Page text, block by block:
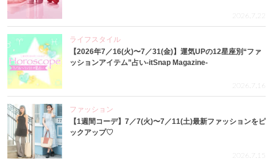
2026.7.22
ライフスタイル
【2026年7／16(火)〜7／31(金)】運気UPの12星座別“ファ
ッションアイテム”占い-itSnap Magazine-
2026.7.16
ファッション
【1週間コーデ】7／7(火)〜7／11(土)最新ファッションをピ
ックアップ♡
2026.7.15